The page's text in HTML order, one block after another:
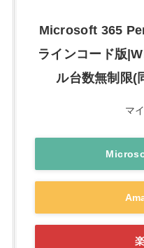
Microsoft 365
ラインコード版
ル台数無制限(
マ